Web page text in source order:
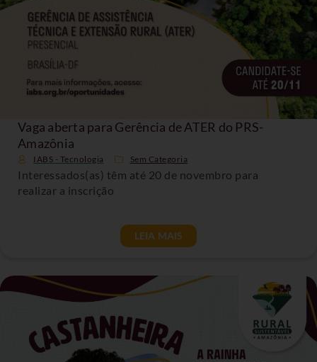
Vaga aberta para Gerência de ATER do PRS-
Amazônia
IABS - Tecnologia Sem Categoria
Interessados(as) têm até 20 de novembro para
realizar a inscrição
LEIA MAIS